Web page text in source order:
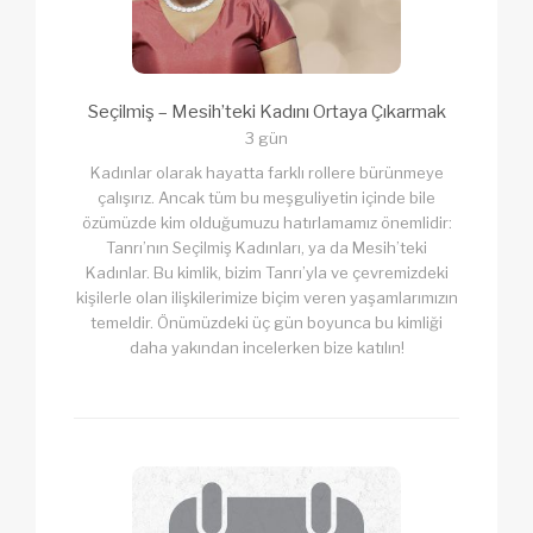
Seçilmiş – Mesih’teki Kadını Ortaya Çıkarmak
3 gün
Kadınlar olarak hayatta farklı rollere bürünmeye
çalışırız. Ancak tüm bu meşguliyetin içinde bile
özümüzde kim olduğumuzu hatırlamamız önemlidir:
Tanrı’nın Seçilmiş Kadınları, ya da Mesih’teki
Kadınlar. Bu kimlik, bizim Tanrı’yla ve çevremizdeki
kişilerle olan ilişkilerimize biçim veren yaşamlarımızın
temeldir. Önümüzdeki üç gün boyunca bu kimliği
daha yakından incelerken bize katılın!